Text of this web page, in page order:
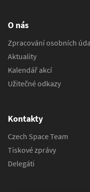
O nás
Zpracování osobních
Aktuality
Kalendář akcí
Užitečné odkazy
Kontakty
Czech Space Team
Tiskové zprávy
Delegáti